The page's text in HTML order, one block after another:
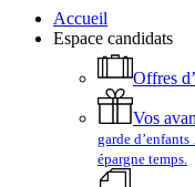
account
Menu
Accueil
Espace candidats
Offres
Vos
garde
épargne temps.